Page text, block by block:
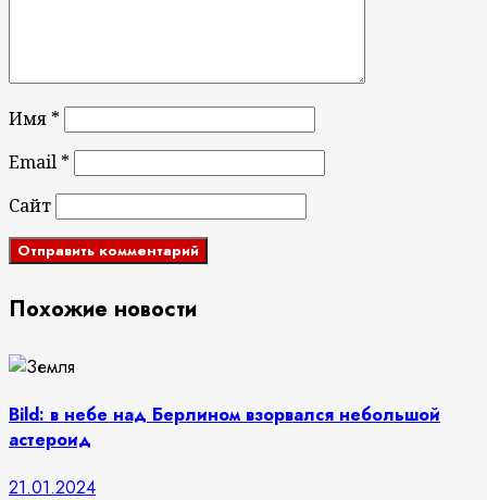
Имя *
Email *
Сайт
Похожие новости
Bild: в небе над Берлином взорвался небольшой
астероид
21.01.2024